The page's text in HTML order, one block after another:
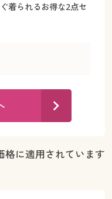
着られるお得な2点セ
に適用されています